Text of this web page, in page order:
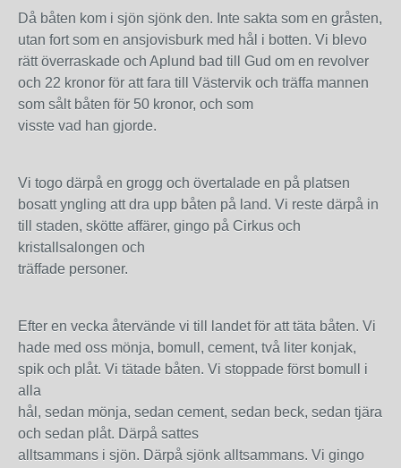
Då båten kom i sjön sjönk den. Inte sakta som en gråsten,
utan fort som en ansjovisburk med hål i botten. Vi blevo
rätt överraskade och Aplund bad till Gud om en revolver
och 22 kronor för att fara till Västervik och träffa mannen
som sålt båten för 50 kronor, och som
visste vad han gjorde.
Vi togo därpå en grogg och övertalade en på platsen
bosatt yngling att dra upp båten på land. Vi reste därpå in
till staden, skötte affärer, gingo på Cirkus och
kristallsalongen och
träffade personer.
Efter en vecka återvände vi till landet för att täta båten. Vi
hade med oss mönja, bomull, cement, två liter konjak,
spik och plåt. Vi tätade båten. Vi stoppade först bomull i
alla
hål, sedan mönja, sedan cement, sedan beck, sedan tjära
och sedan plåt. Därpå sattes
alltsammans i sjön. Därpå sjönk alltsammans. Vi gingo